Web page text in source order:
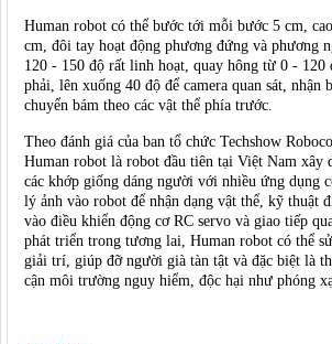
Human robot có thể bước tới mỗi bước 5 cm,
cm, đôi tay hoạt động phương đứng và phương
120 - 150 độ rất linh hoạt, quay hông từ 0 - 120
phải, lên xuống 40 độ để camera quan sát, nhận
chuyển bám theo các vật thể phía trước.
Theo đánh giá của ban tổ chức Techshow
Human robot là robot đầu tiên tại Việt Nam xây
các khớp giống dáng người với nhiều ứng dụng
lý ảnh vào robot để nhận dạng vật thể, kỹ thuật
vào điều khiển động cơ RC servo và giao tiếp
phát triển trong tương lai, Human robot có thể
giải trí, giúp đỡ người già tàn tật và đặc biệt là
cận môi trường nguy hiểm, độc hại như phóng